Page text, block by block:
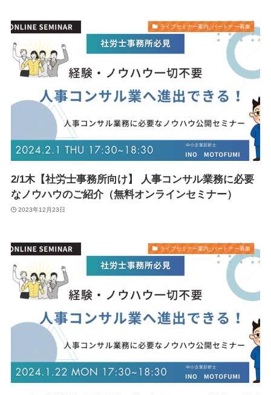
ライブセミナー案内_パートナー募集
2/1木【社労士事務所向け】 人事コンサル業務に必要
なノウハウのご紹介（無料オンラインセミナー）
2023年12月23日
ライブセミナー案内_パートナー募集